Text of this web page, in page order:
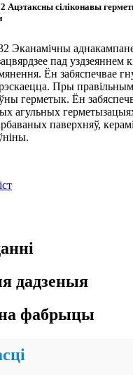
Ацэтаксны сіліконавы
Эканамічны
пад уздзеяннем
Ён забяспечвае
Пры
герметык. Ён
агульных
паверхняў,
дадзеныя
фабрыцы